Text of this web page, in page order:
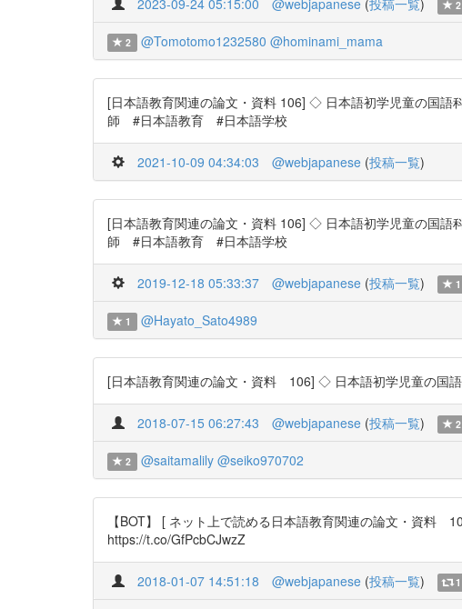
2023-09-24 05:15:00 @webjapanese (投稿一覧) 2
2 @Tomotomo1232580 @hominami_mama
[日本語教育関連の論文・資料 106] ◇ 日本語初学児童の国語
師 #日本語教育 #日本語学校
2021-10-09 04:34:03 @webjapanese (投稿一覧)
[日本語教育関連の論文・資料 106] ◇ 日本語初学児童の国語
師 #日本語教育 #日本語学校
2019-12-18 05:33:37 @webjapanese (投稿一覧) 1
1 @Hayato_Sato4989
[日本語教育関連の論文・資料 106] ◇ 日本語初学児童の国
2018-07-15 06:27:43 @webjapanese (投稿一覧) 2
2 @saitamalily @seiko970702
【BOT】 [ ネット上で読める日本語教育関連の論文・資料
https://t.co/GfPcbCJwzZ
2018-01-07 14:51:18 @webjapanese (投稿一覧) 1